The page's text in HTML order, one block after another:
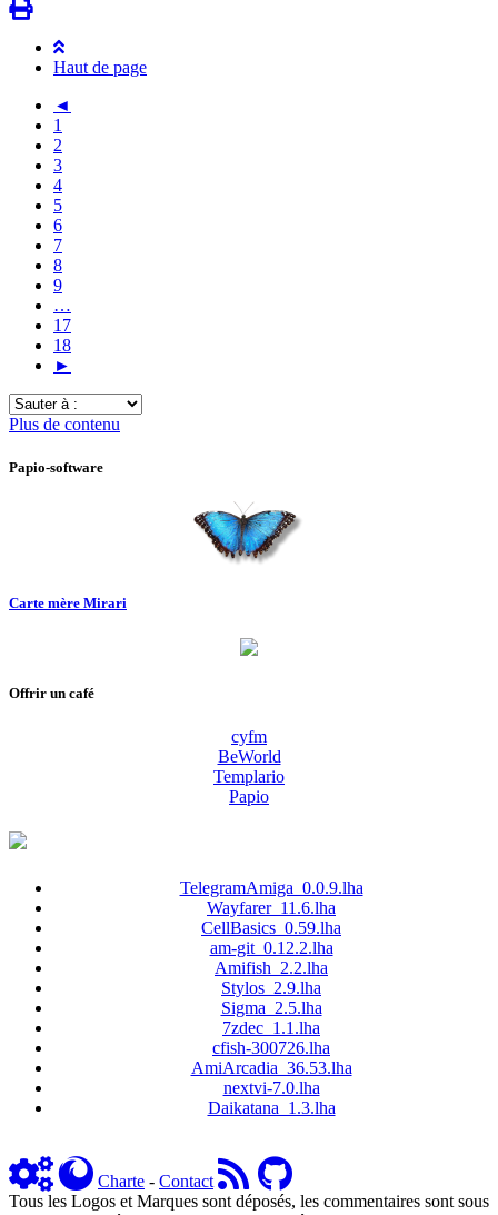
Haut de page
◄
1
2
3
4
5
6
7
8
9
…
17
18
►
Sauter
à
Plus de contenu
Papio-software
Carte mère Mirari
Offrir un café
cyfm
BeWorld
Templario
Papio
TelegramAmiga_0.0.9.lha
Wayfarer_11.6.lha
CellBasics_0.59.lha
am-git_0.12.2.lha
Amifish_2.2.lha
Stylos_2.9.lha
Sigma_2.5.lha
7zdec_1.1.lha
cfish-300726.lha
AmiArcadia_36.53.lha
nextvi-7.0.lha
Daikatana_1.3.lha
Charte - Contact
Tous les Logos et Marques sont déposés, les commentaires sont sous